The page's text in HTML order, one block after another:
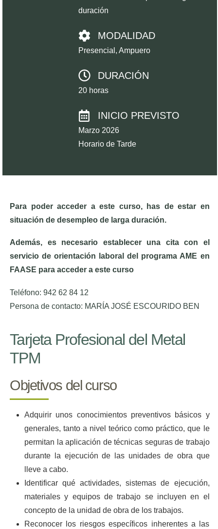
duración
MODALIDAD
Presencial, Ampuero
DURACIÓN
20 horas
INICIO PREVISTO
Marzo 2026
Horario de Tarde
Para poder acceder a este curso, has de estar en
situación de desempleo de larga duración.
Además, es necesario establecer una cita con el
servicio de orientación laboral del programa AME en
FAASE para acceder a este curso
Teléfono: 942 62 84 12
Persona de contacto: MARÍA JOSÉ ESCOURIDO BEN
Tarjeta Profesional del Metal
TPM
Objetivos del curso
Adquirir unos conocimientos preventivos básicos y
generales, tanto a nivel teórico como práctico, que le
permitan la aplicación de técnicas seguras de trabajo
durante la ejecución de las unidades de obra que
lleve a cabo.
Identificar qué actividades, sistemas de ejecución,
materiales y equipos de trabajo se incluyen en el
concepto de la unidad de obra de los trabajos.
Reconocer los riesgos específicos inherentes a las